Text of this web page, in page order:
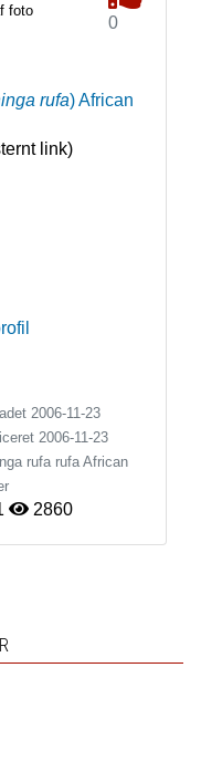
foto
0
rufa)African
link)
2006-11-23
2006-11-23
rufa rufa African
2860